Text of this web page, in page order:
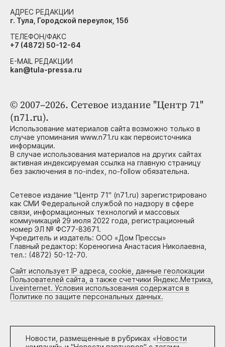
© 2007–2026. Сетевое издание "Центр 71"
(n71.ru).
Использование материалов сайта возможно только в
случае упоминания www.n71.ru как первоисточника
информации.
В случае использования материалов на других сайтах
активная индексируемая ссылка на главную страницу
без заключения в no-index, no-follow обязательна.
Сетевое издание "Центр 71" (n71.ru) зарегистрировано
как СМИ Федеральной службой по надзору в сфере
связи, информационных технологий и массовых
коммуникаций 29 июля 2022 года, регистрационный
номер ЭЛ № ФС77-83671.
Учредитель и издатель: ООО «Дом Прессы»
Главный редактор: Коренюгина Анастасия Николаевна,
тел.: (4872) 50-12-70.
Сайт использует IP адреса, cookie, данные геолокации
Пользователей сайта, а также счетчики Яндекс.Метрика,
Liveinternet. Условия использования содержатся в
Политике по защите персональных данных.
Новости, размещенные в рубриках «Новости
АДРЕС РЕДАКЦИИ
г. Тула, Городской переулок, 15б
ТЕЛЕФОН/ФАКС
+7 (4872) 50-12-64
E-MAIL РЕДАКЦИИ
kan@tula-pressa.ru